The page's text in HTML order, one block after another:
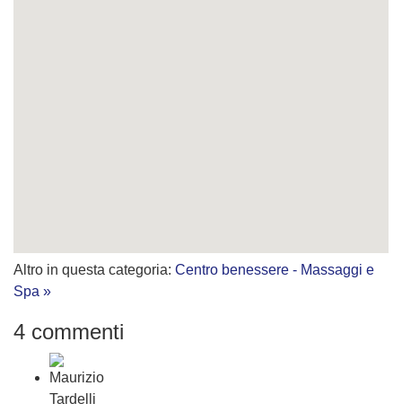
Altro in questa categoria: Centro benessere - Massaggi e
Spa »
4 commenti